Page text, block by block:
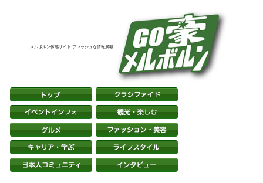
メルボルン体感サイト フレッシュな情報満載